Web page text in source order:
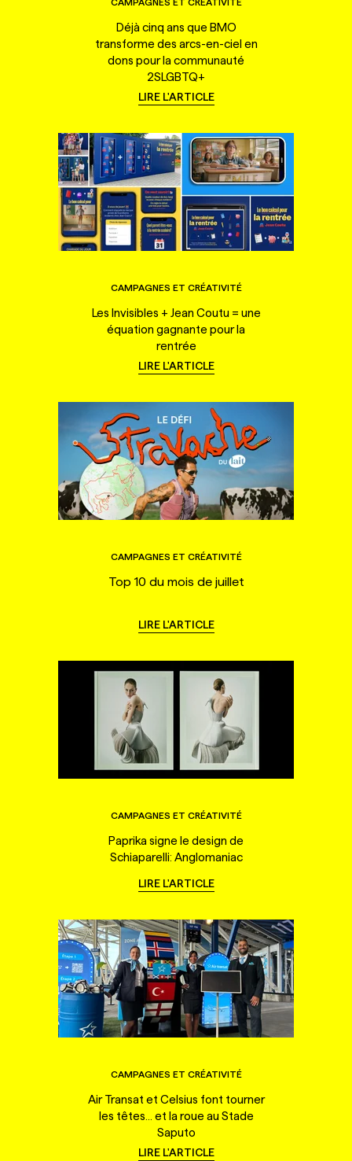
CAMPAGNES ET CRÉATIVITÉ
Déjà cinq ans que BMO
transforme des arcs-en-ciel en
dons pour la communauté
2SLGBTQ+
LIRE L'ARTICLE
CAMPAGNES ET CRÉATIVITÉ
Les Invisibles + Jean Coutu = une
équation gagnante pour la
rentrée
LIRE L'ARTICLE
CAMPAGNES ET CRÉATIVITÉ
Top 10 du mois de juillet
LIRE L'ARTICLE
CAMPAGNES ET CRÉATIVITÉ
Paprika signe le design de
Schiaparelli: Anglomaniac
LIRE L'ARTICLE
CAMPAGNES ET CRÉATIVITÉ
Air Transat et Celsius font tourner
les têtes... et la roue au Stade
Saputo
LIRE L'ARTICLE